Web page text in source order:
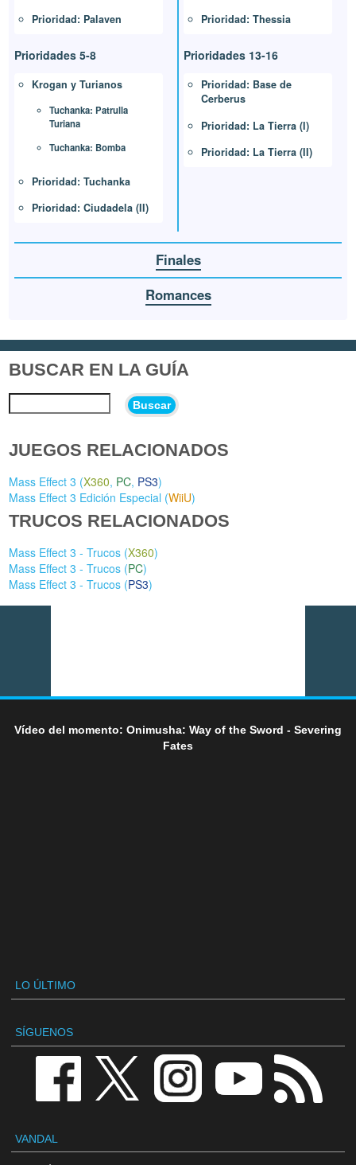
Prioridad: Palaven
Prioridades 5-8
Krogan y Turianos
Tuchanka: Patrulla
Turiana
Tuchanka: Bomba
Prioridad: Tuchanka
Prioridad: Ciudadela (II)
Prioridad: Thessia
Prioridades 13-16
Prioridad: Base de
Cerberus
Prioridad: La Tierra (I)
Prioridad: La Tierra (II)
Finales
Romances
BUSCAR EN LA GUÍA
Buscar
JUEGOS RELACIONADOS
Mass Effect 3 (X360, PC, PS3)
Mass Effect 3 Edición Especial (WiiU)
TRUCOS RELACIONADOS
Mass Effect 3 - Trucos (X360)
Mass Effect 3 - Trucos (PC)
Mass Effect 3 - Trucos (PS3)
Vídeo del momento: Onimusha: Way of the Sword - Severing
Fates
LO ÚLTIMO
SÍGUENOS
VANDAL